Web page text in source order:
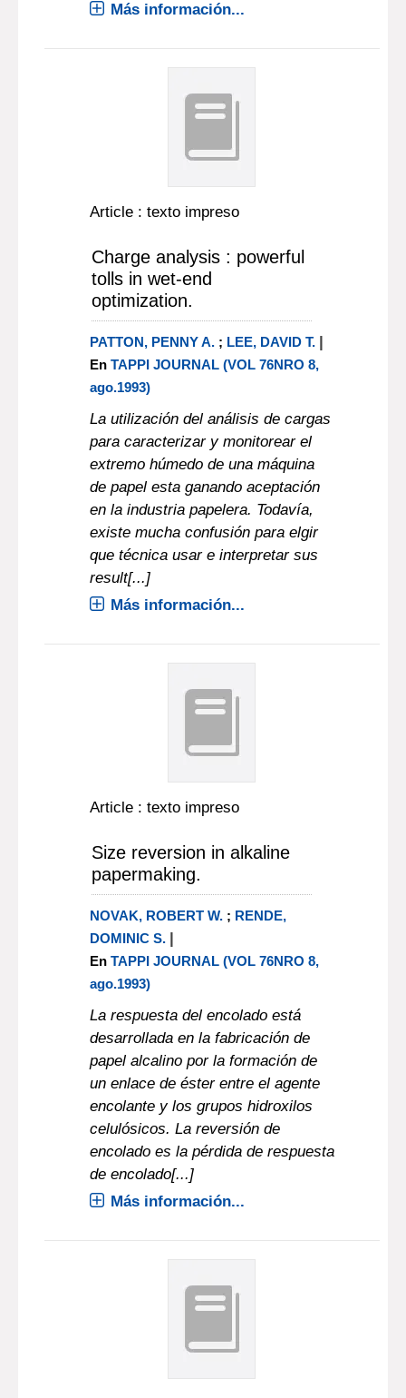
Más información...
Article : texto impreso
Charge analysis : powerful
tolls in wet-end
optimization.
PATTON, PENNY A.; LEE, DAVID T. |
En TAPPI JOURNAL (VOL 76NRO 8,
ago.1993)
La utilización del análisis de cargas
para caracterizar y monitorear el
extremo húmedo de una máquina
de papel esta ganando aceptación
en la industria papelera. Todavía,
existe mucha confusión para elgir
que técnica usar e interpretar sus
result[...]
Más información...
Article : texto impreso
Size reversion in alkaline
papermaking.
NOVAK, ROBERT W.; RENDE,
DOMINIC S. |
En TAPPI JOURNAL (VOL 76NRO 8,
ago.1993)
La respuesta del encolado está
desarrollada en la fabricación de
papel alcalino por la formación de
un enlace de éster entre el agente
encolante y los grupos hidroxilos
celulósicos. La reversión de
encolado es la pérdida de respuesta
de encolado[...]
Más información...